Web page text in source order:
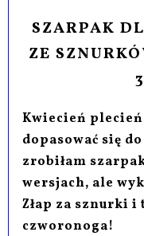
SZARPAK
ZE
Kwiecień
dopasować się
zrobiłam
wersjach, ale
Złap za sznurki i
czworonoga!